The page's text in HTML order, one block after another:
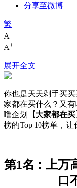
分享至微博
繁
A-
A+
展开全文
你也是天天剁手买
家都在买什么？又
噜企划
【大家都在买
榜的Top 10榜单，让
第1名：上万
口